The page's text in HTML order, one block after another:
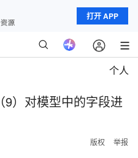
打开 APP
个人
9）对模型中的字段进
版权 举报